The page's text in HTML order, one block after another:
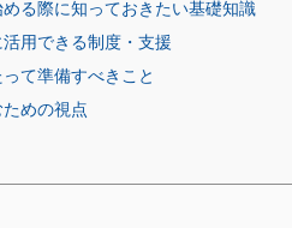
る際に知っておきたい基礎知識
用できる制度・支援
て準備すべきこと
ための視点